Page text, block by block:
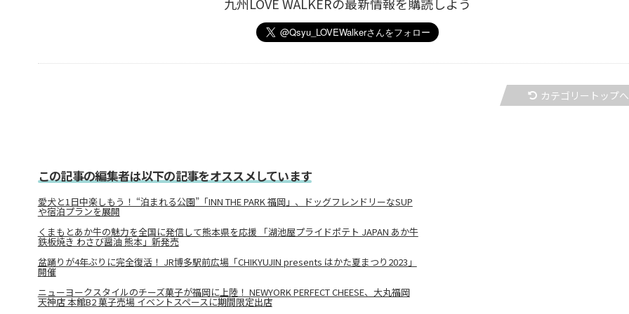
カテゴリートップへ
この記事の編集者は以下の記事をオススメしています
愛犬と1日中楽しもう！ “泊まれる公園”「INN THE PARK 福岡」、ドッグフレンドリーなSUP
や宿泊プランを展開
くまもとあか牛の魅力を全国に発信して熊本県を応援 「湖池屋プライドポテト JAPAN あか牛
鉄板焼き わさび醤油 熊本」新発売
盆踊りが4年ぶりに完全復活！ JR博多駅前広場「CHIKYUJIN presents はかた夏まつり2023」
開催
ニューヨークスタイルのチーズ菓子が福岡に上陸！ NEWYORK PERFECT CHEESE、大丸福岡
天神店 本館B2 菓子売場 イベントスペースに期間限定出店